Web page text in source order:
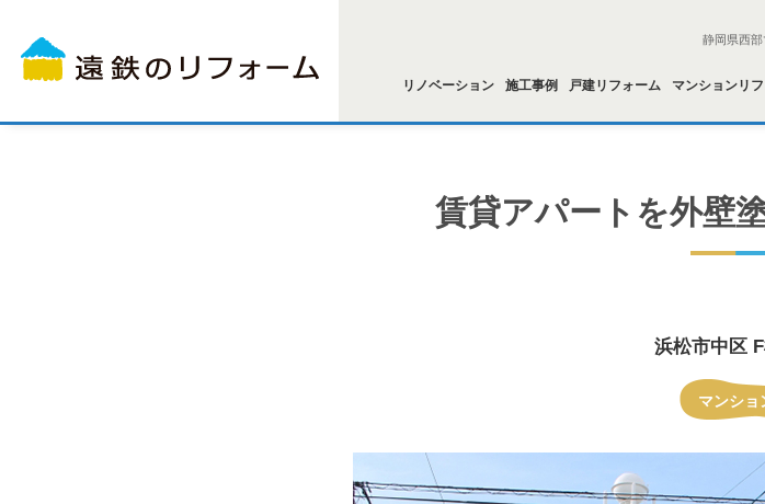
静岡県西部
リノベーション 施工事例 戸建リフォーム マンションリ
賃貸アパートを外壁
浜松市中区
マンショ